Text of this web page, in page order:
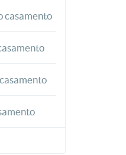
casamento